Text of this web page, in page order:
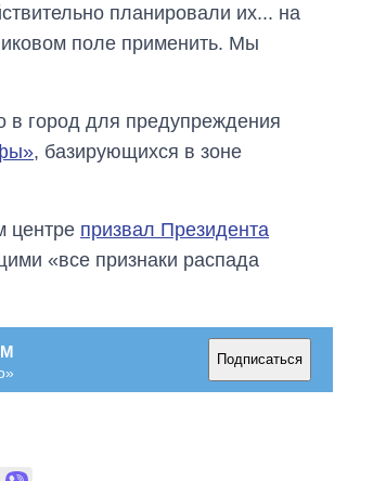
планировали их... на
поле применить. Мы
в город для предупреждения
, базирующихся в зоне
центре призвал Президента
«все признаки распада
Подписаться
Экономика ИИ-
гигантов: сколько